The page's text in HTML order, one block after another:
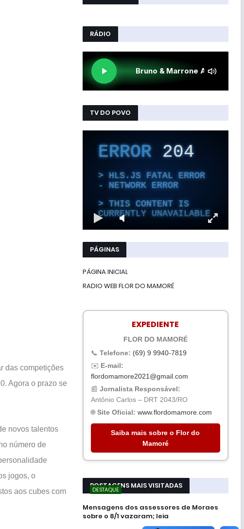
das competições
Agora o prazo se
novos talentos
número de
jogos, o
aos cubes com
RÁDIO
TV DO POVO
PÁGINAS
PÁGINA INICIAL
RADIO WEB FLOR DO MAMORÉ
EXPEDIENTE
FLOR DO MAMORÉ
📞 Telefone: (69) 9 9940-7819
✉️ E-mail:
flordomamore2021@gmail.com
📰 Jornalista Responsável:
Antônio Carlos – DRT 2043/RO
🌐Site Oficial: www.flordomamore.com
Saiba mais sobre o Flor do
Mamoré
POSTAGENS MAIS VISITADAS
DESTAQUE
Mensagens dos assessores de Moraes
sobre o 8/1 vazaram; leia